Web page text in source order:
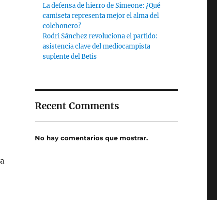
La defensa de hierro de Simeone: ¿Qué
camiseta representa mejor el alma del
colchonero?
Rodri Sánchez revoluciona el partido:
asistencia clave del mediocampista
suplente del Betis
Recent Comments
No hay comentarios que mostrar.